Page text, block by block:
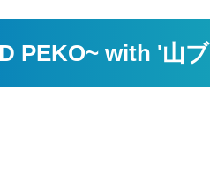
PEKO~ with '山